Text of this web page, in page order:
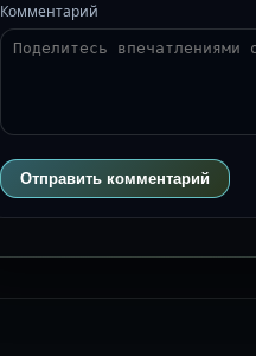
Комментарий
Отправить комментарий